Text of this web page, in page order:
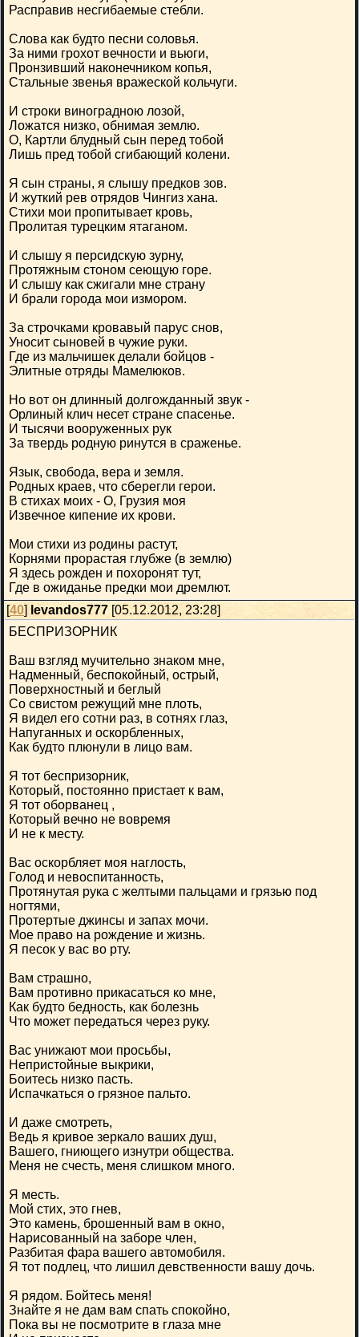
Расправив несгибаемые стебли.
Слова как будто песни соловья.
За ними грохот вечности и вьюги,
Пронзивший наконечником копья,
Стальные звенья вражеской кольчуги.
И строки виноградною лозой,
Ложатся низко, обнимая землю.
О, Картли блудный сын перед тобой
Лишь пред тобой сгибающий колени.
Я сын страны, я слышу предков зов.
И жуткий рев отрядов Чингиз хана.
Стихи мои пропитывает кровь,
Пролитая турецким ятаганом.
И слышу я персидскую зурну,
Протяжным стоном сеющую горе.
И слышу как сжигали мне страну
И брали города мои измором.
За строчками кровавый парус снов,
Уносит сыновей в чужие руки.
Где из мальчишек делали бойцов -
Элитные отряды Мамелюков.
Но вот он длинный долгожданный звук -
Орлиный клич несет стране спасенье.
И тысячи вооруженных рук
За твердь родную ринутся в сраженье.
Язык, свобода, вера и земля.
Родных краев, что сберегли герои.
В стихах моих - О, Грузия моя
Извечное кипение их крови.
Мои стихи из родины растут,
Корнями прорастая глубже (в землю)
Я здесь рожден и похоронят тут,
Где в ожиданье предки мои дремлют.
[40] levandos777 [05.12.2012, 23:28]
БЕСПРИЗОРНИК
Ваш взгляд мучительно знаком мне,
Надменный, беспокойный, острый,
Поверхностный и беглый
Со свистом режущий мне плоть,
Я видел его сотни раз, в сотнях глаз,
Напуганных и оскорбленных,
Как будто плюнули в лицо вам.
Я тот беспризорник,
Который, постоянно пристает к вам,
Я тот оборванец ,
Который вечно не вовремя
И не к месту.
Вас оскорбляет моя наглость,
Голод и невоспитанность,
Протянутая рука с желтыми пальцами и грязью под
ногтями,
Протертые джинсы и запах мочи.
Мое право на рождение и жизнь.
Я песок у вас во рту.
Вам страшно,
Вам противно прикасаться ко мне,
Как будто бедность, как болезнь
Что может передаться через руку.
Вас унижают мои просьбы,
Непристойные выкрики,
Боитесь низко пасть.
Испачкаться о грязное пальто.
И даже смотреть,
Ведь я кривое зеркало ваших душ,
Вашего, гниющего изнутри общества.
Меня не счесть, меня слишком много.
Я месть.
Мой стих, это гнев,
Это камень, брошенный вам в окно,
Нарисованный на заборе член,
Разбитая фара вашего автомобиля.
Я тот подлец, что лишил девственности вашу дочь.
Я рядом. Бойтесь меня!
Знайте я не дам вам спать спокойно,
Пока вы не посмотрите в глаза мне